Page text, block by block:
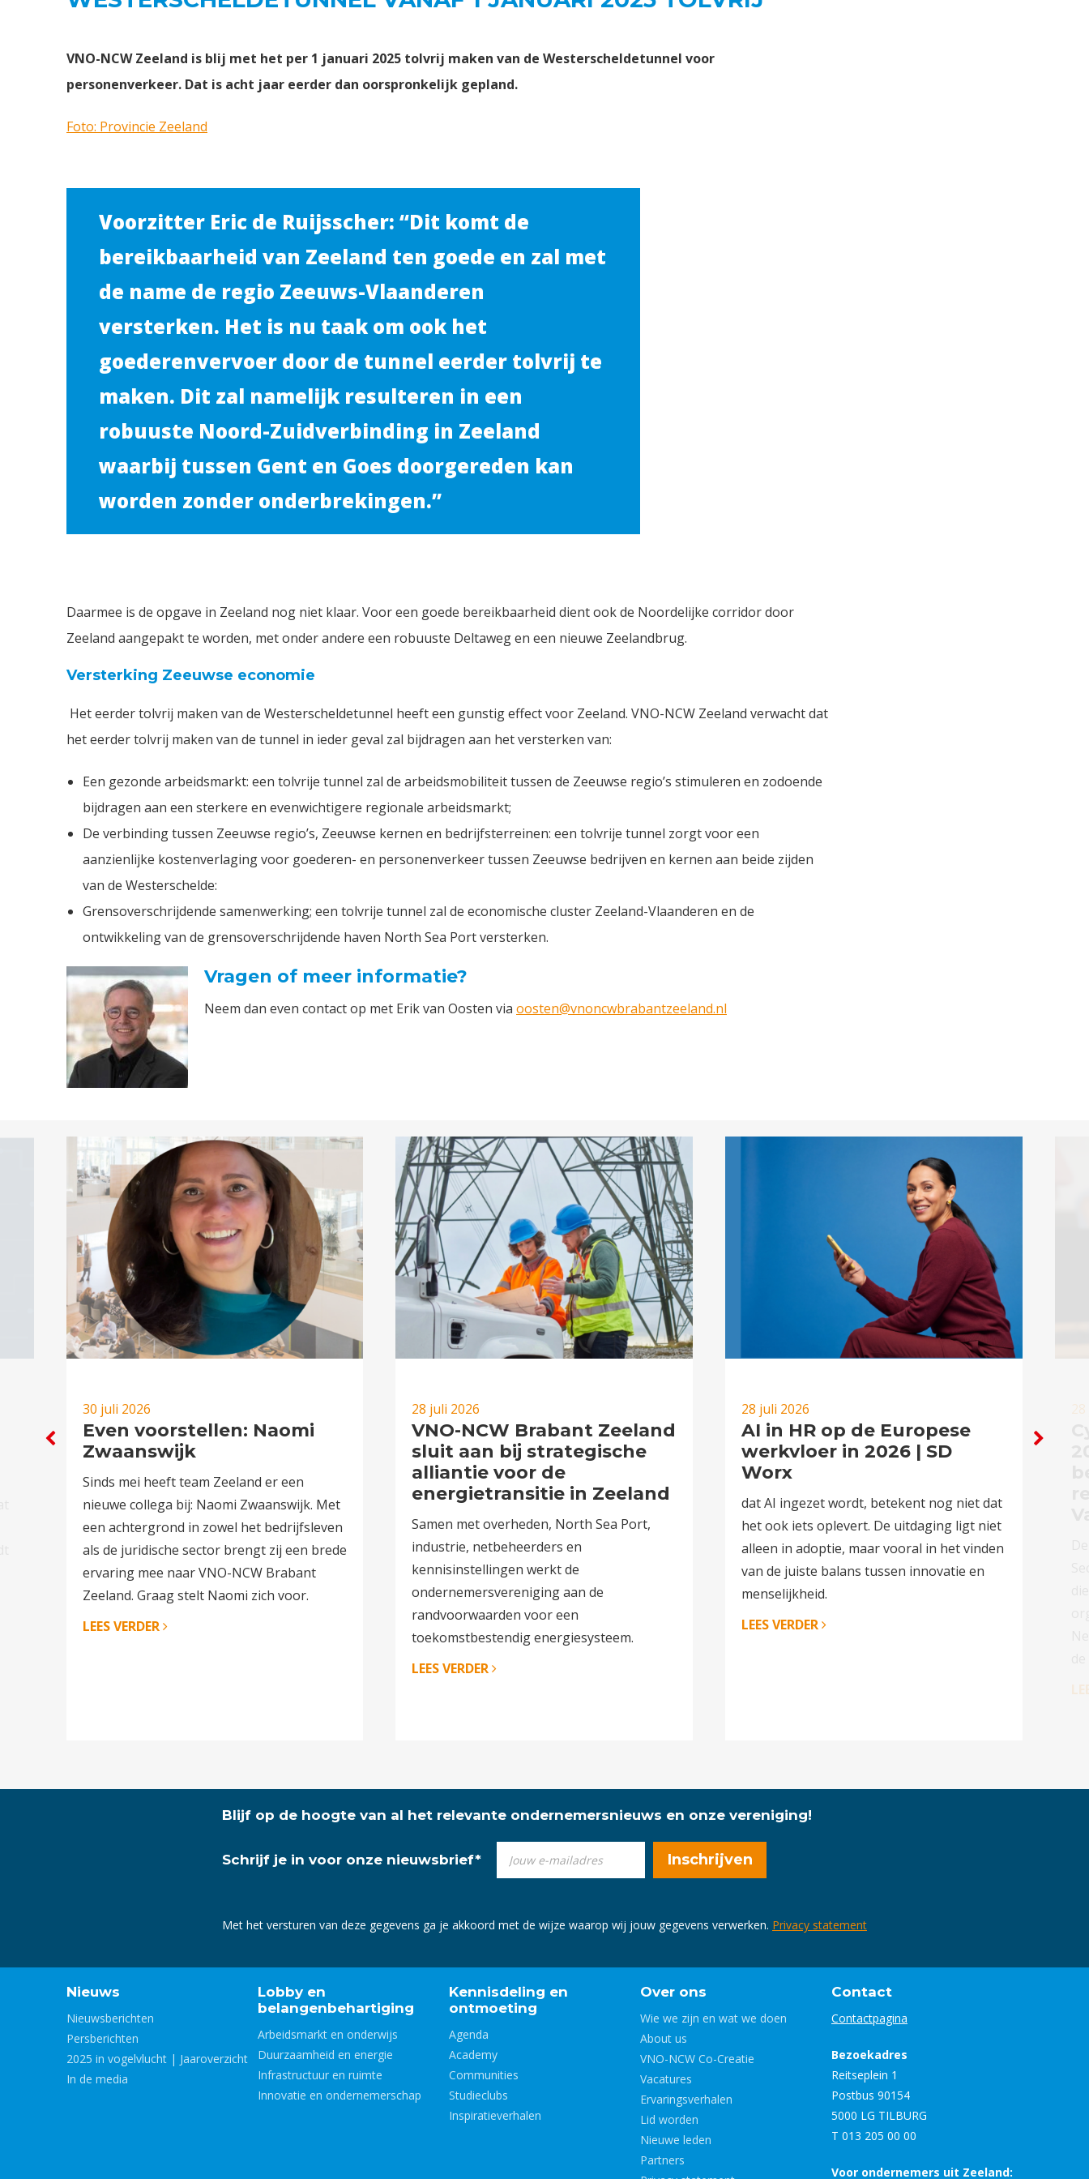
VNO-NCW Zeeland is blij met het per 1 januari 2025 tolvrij maken van de Westerscheldetunnel voor
personenverkeer. Dat is acht jaar eerder dan oorspronkelijk gepland.
Foto: Provincie Zeeland
Voorzitter Eric de Ruijsscher: “Dit komt de
bereikbaarheid van Zeeland ten goede en zal met
de name de regio Zeeuws-Vlaanderen
versterken. Het is nu taak om ook het
goederenvervoer door de tunnel eerder tolvrij te
maken. Dit zal namelijk resulteren in een
robuuste Noord-Zuidverbinding in Zeeland
waarbij tussen Gent en Goes doorgereden kan
worden zonder onderbrekingen.”
Daarmee is de opgave in Zeeland nog niet klaar. Voor een goede bereikbaarheid dient ook de Noordelijke corridor door
Zeeland aangepakt te worden, met onder andere een robuuste Deltaweg en een nieuwe Zeelandbrug.
Versterking Zeeuwse economie
Het eerder tolvrij maken van de Westerscheldetunnel heeft een gunstig effect voor Zeeland. VNO-NCW Zeeland verwacht dat
het eerder tolvrij maken van de tunnel in ieder geval zal bijdragen aan het versterken van:
Een gezonde arbeidsmarkt: een tolvrije tunnel zal de arbeidsmobiliteit tussen de Zeeuwse regio’s stimuleren en zodoende
bijdragen aan een sterkere en evenwichtigere regionale arbeidsmarkt;
De verbinding tussen Zeeuwse regio’s, Zeeuwse kernen en bedrijfsterreinen: een tolvrije tunnel zorgt voor een
aanzienlijke kostenverlaging voor goederen- en personenverkeer tussen Zeeuwse bedrijven en kernen aan beide zijden
van de Westerschelde:
Grensoverschrijdende samenwerking; een tolvrije tunnel zal de economische cluster Zeeland-Vlaanderen en de
ontwikkeling van de grensoverschrijdende haven North Sea Port versterken.
Vragen of meer informatie?
Neem dan even contact op met Erik van Oosten via oosten@vnoncwbrabantzeeland.nl
30 juli 2026
Even voorstellen: Naomi
Zwaanswijk
Sinds mei heeft team Zeeland er een
nieuwe collega bij: Naomi Zwaanswijk. Met
een achtergrond in zowel het bedrijfsleven
als de juridische sector brengt zij een brede
ervaring mee naar VNO-NCW Brabant
Zeeland. Graag stelt Naomi zich voor.
LEES VERDER
28 juli 2026
VNO-NCW Brabant Zeeland
sluit aan bij strategische
alliantie voor de
energietransitie in Zeeland
Samen met overheden, North Sea Port,
industrie, netbeheerders en
kennisinstellingen werkt de
ondernemersvereniging aan de
randvoorwaarden voor een
toekomstbestendig energiesysteem.
LEES VERDER
28 juli 2026
AI in HR op de Europese
werkvloer in 2026 | SD
Worx
dat AI ingezet wordt, betekent nog niet dat
het ook iets oplevert. De uitdaging ligt niet
alleen in adoptie, maar vooral in het vinden
van de juiste balans tussen innovatie en
menselijkheid.
LEES VERDER
Blijf op de hoogte van al het relevante ondernemersnieuws en onze vereniging!
Schrijf je in voor onze nieuwsbrief*
Met het versturen van deze gegevens ga je akkoord met de wijze waarop wij jouw gegevens verwerken. Privacy statement
Nieuws
Nieuwsberichten
Persberichten
2025 in vogelvlucht | Jaaroverzicht
In de media
Lobby en
belangenbehartiging
Arbeidsmarkt en onderwijs
Duurzaamheid en energie
Infrastructuur en ruimte
Innovatie en ondernemerschap
Kennisdeling en
ontmoeting
Agenda
Academy
Communities
Studieclubs
Inspiratieverhalen
Over ons
Wie we zijn en wat we doen
About us
VNO-NCW Co-Creatie
Vacatures
Ervaringsverhalen
Lid worden
Nieuwe leden
Partners
Contact
Contactpagina
Bezoekadres
Reitseplein 1
Postbus 90154
5000 LG TILBURG
T 013 205 00 00
Voor ondernemers uit Zeeland: